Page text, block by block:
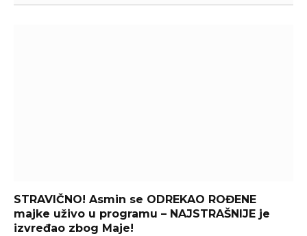
STRAVIČNO! Asmin se ODREKAO ROĐENE
majke uživo u programu – NAJSTRAŠNIJE je
izvređao zbog Maje!